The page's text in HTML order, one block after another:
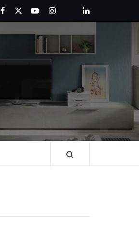
Facebook
TwitterYoutubeInstagramPinterest
LinkedIn